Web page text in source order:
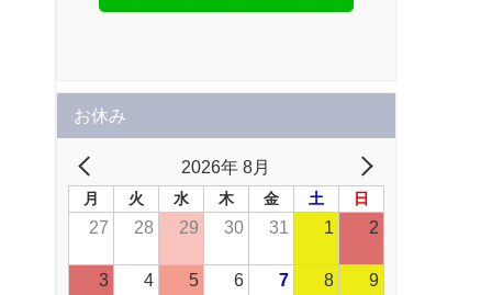
お休み
2026年 8月
月 火 水 木 金 土 日
27 28 29 30 31 1 2
3 4 5 6 7 8 9